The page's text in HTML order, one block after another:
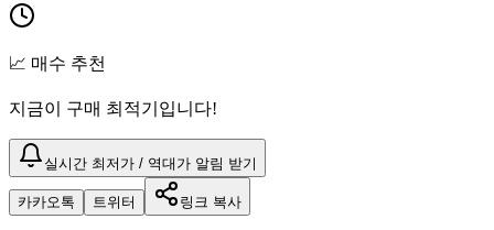
📈 매수 추천
지금이 구매 최적기입니다!
실시간 최저가 / 역대가 알림 받기
카카오톡 트위터 링크 복사